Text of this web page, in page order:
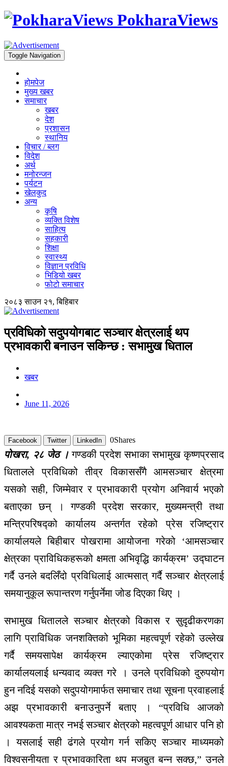
PokharaViews
Toggle Navigation
होमपेज
मुख्य खबर
समाचार
खबर
देश
प्रशासन
स्थानिय
विचार / ब्लग
विदेश
अर्थ
मनोरन्जन
पर्यटन
खेलकुद
अन्य
कृषि
व्यक्ति विशेष
साहित्य
सहकारी
शिक्षा
स्वास्थ्य
विज्ञान प्रविधि
भिडियो खबर
फोटो समाचार
२०८३ साउन २१, बिहिबार
प्रविधिको सदुपयोगबाट सञ्चार क्षेत्रलाई थप
प्रभावकारी बनाउन सकिन्छ : सभामुख धिताल
खबर
June 11, 2026
Facebook Twitter LinkedIn 0Shares
पोखरा, २८ जेठ । गण्डकी प्रदेश सभाका सभामुख कृष्णप्रसाद
धितालले प्रविधिको तीव्र विकाससँगै आमसञ्चार क्षेत्रमा
यसको सही, जिम्मेवार र प्रभावकारी प्रयोग अनिवार्य भएको
बताएका छन् । गण्डकी प्रदेश सरकार, मुख्यमन्त्री तथा
मन्त्रिपरिषद्को कार्यालय अन्तर्गत रहेको प्रेस रजिष्ट्रार
कार्यालयले बिहीबार पोखरामा आयोजना गरेको ‘आमसञ्चार
क्षेत्रका प्राविधिकहरूको क्षमता अभिवृद्धि कार्यक्रम’ उद्घाटन
गर्दै उनले बदलिँदो प्रविधिलाई आत्मसात् गर्दै सञ्चार क्षेत्रलाई
समयानुकूल रूपान्तरण गर्नुपर्नेमा जोड दिएका थिए ।
सभामुख धितालले सञ्चार क्षेत्रको विकास र सुदृढीकरणका
लागि प्राविधिक जनशक्तिको भूमिका महत्वपूर्ण रहेको उल्लेख
गर्दै समयसापेक्ष कार्यक्रम ल्याएकोमा प्रेस रजिष्ट्रार
कार्यालयलाई धन्यवाद व्यक्त गरे । उनले प्रविधिको दुरुपयोग
हुन नदिई यसको सदुपयोगमार्फत समाचार तथा सूचना प्रवाहलाई
अझ प्रभावकारी बनाउनुपर्ने बताए । “प्रविधि आजको
आवश्यकता मात्र नभई सञ्चार क्षेत्रको महत्वपूर्ण आधार पनि हो
। यसलाई सही ढंगले प्रयोग गर्न सकिए सञ्चार माध्यमको
विश्वसनीयता र प्रभावकारिता थप मजबुत बन्न सक्छ,” उनले